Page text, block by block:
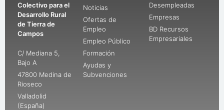
Colectivo para el
Desarrollo Rural
de Tierra de
Campos
C/ Mediana 5,
Bajo A
47800 Medina de
Rioseco
Valladolid
(España)
Noticias
Ofertas de
Empleo
Empleo Público
Formación
Ayudas y
Subvenciones
Desempleadas
Empresas
BD Recursos
Empresariales